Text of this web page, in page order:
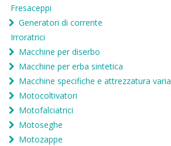
Fresaceppi
Generatori di corrente
Irroratrici
Macchine per diserbo
Macchine per erba sintetica
Macchine specifiche e attrezzatura varia
Motocoltivatori
Motofalciatrici
Motoseghe
Motozappe